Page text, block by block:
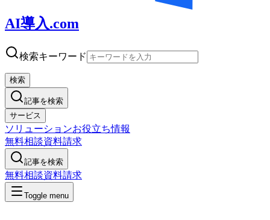
AI導入.com
検索キーワード
検索
記事を検索
サービス
ソリューションお役立ち情報
無料相談資料請求
記事を検索
無料相談資料請求
Toggle menu